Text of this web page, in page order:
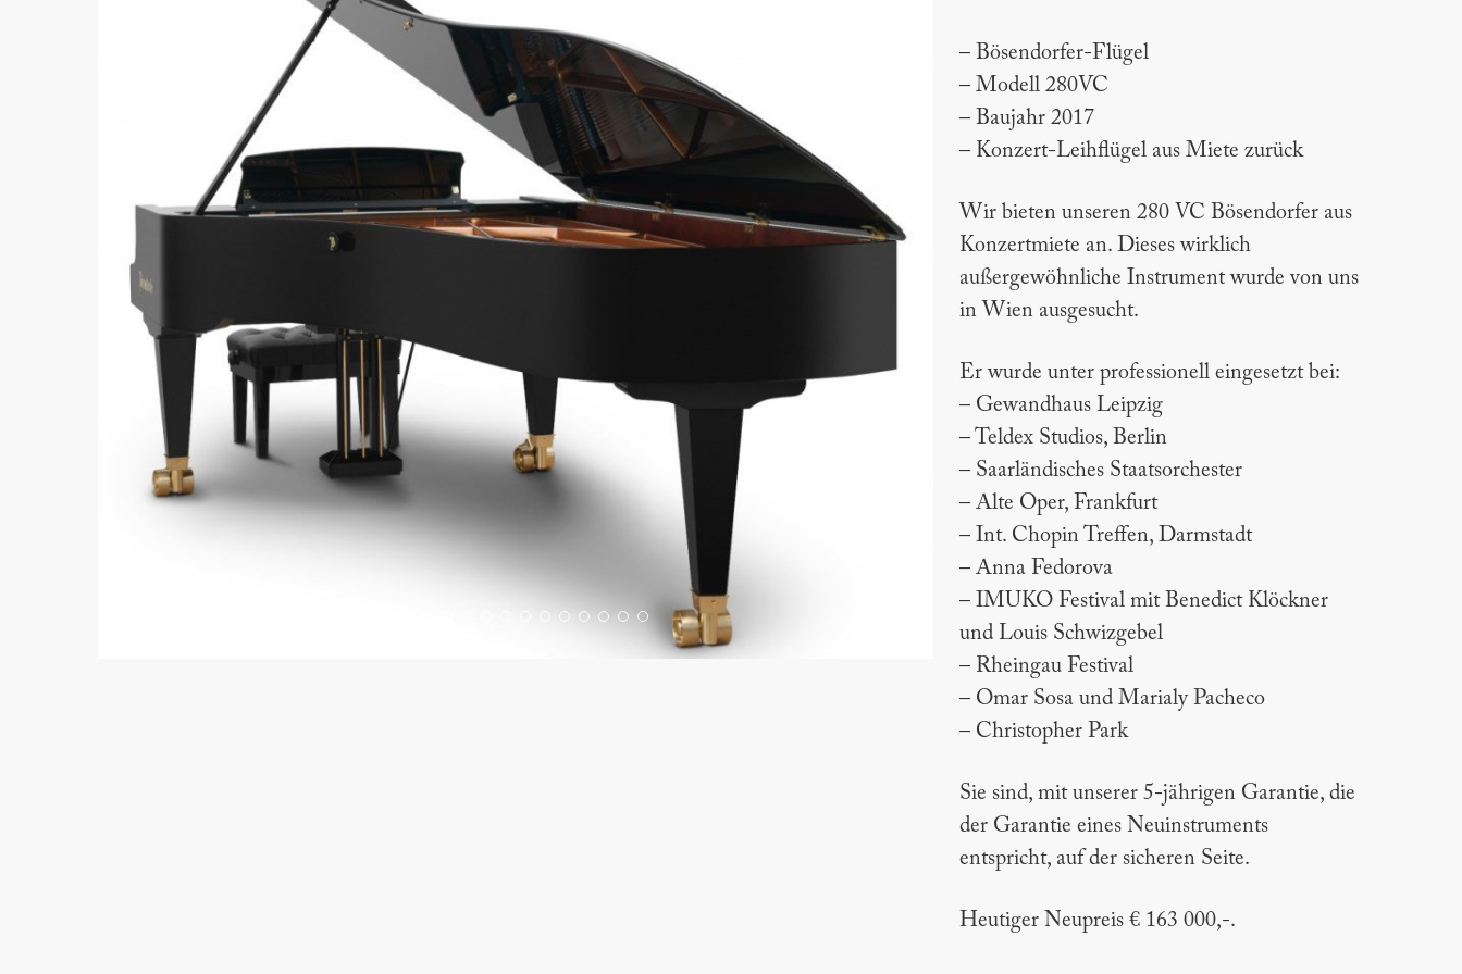
– Bösendorfer-Flügel
– Modell 280VC
– Baujahr 2017
– Konzert-Leihflügel aus Miete zurück
Wir bieten unseren 280 VC Bösendorfer aus
Konzertmiete an. Dieses wirklich
außergewöhnliche Instrument wurde von uns
in Wien ausgesucht.
Er wurde unter professionell eingesetzt bei:
– Gewandhaus Leipzig
– Teldex Studios, Berlin
– Saarländisches Staatsorchester
– Alte Oper, Frankfurt
– Int. Chopin Treffen, Darmstadt
– Anna Fedorova
– IMUKO Festival mit Benedict Klöckner
und Louis Schwizgebel
– Rheingau Festival
– Omar Sosa und Marialy Pacheco
– Christopher Park
Sie sind, mit unserer 5-jährigen Garantie, die
der Garantie eines Neuinstruments
entspricht, auf der sicheren Seite.
Heutiger Neupreis € 163 000,-.